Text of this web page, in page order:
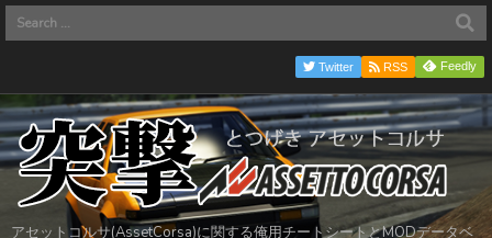
アセットコルサ(AssetCorsa)に関する俺用チートシートとMODデータベ
Twitter RSS Feedly